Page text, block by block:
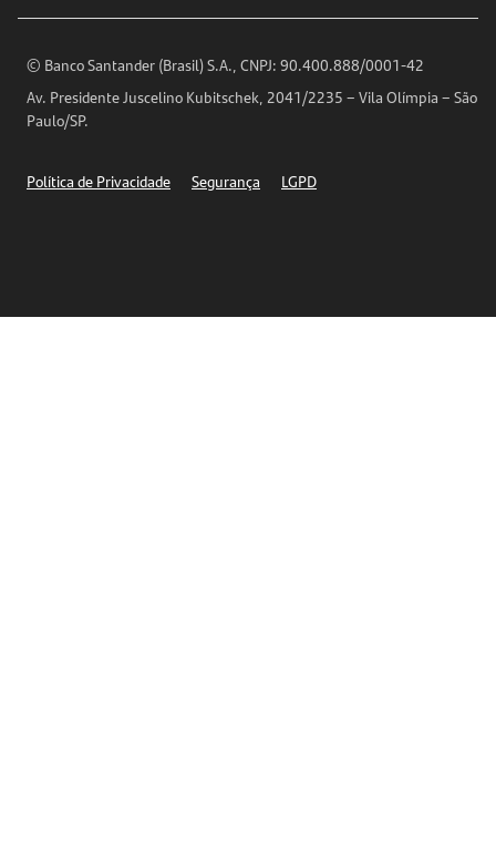
Encontre nossas agências
Horários de Atendimento
Telefones
© Banco Santander (Brasil) S.A., CNPJ: 90.400.888/0001-42
Av. Presidente Juscelino Kubitschek, 2041/2235 – Vila Olímpia – São
Paulo/SP.
Política de Privacidade Segurança LGPD